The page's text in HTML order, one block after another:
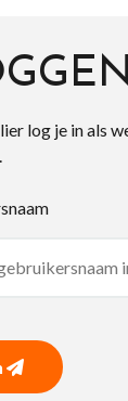
log je in als